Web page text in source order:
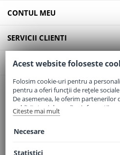
CONTUL MEU
SERVICII CLIENTI
CONTACT
Email:office@elaptepraf.ro
Telefon:0745-964-449
Adresa:Sos. Borsului, Nr. 20, Oradea,
Acest website foloseste
Folosim cookie-uri pentru a
pentru a oferi funcții de rețele
De asemenea, le oferim partenerilor
publicitate și de analize informații cu
folosiți site-ul nostru. Aceștia le pot
Citeste mai mult
Necesare
Statistici